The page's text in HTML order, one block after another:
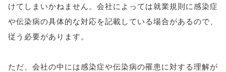
けてしまいかねません。会社によっては就業規則に感染症
や伝染病の具体的な対応を記載している場合があるので、
従う必要があります。
ただ、会社の中には感染症や伝染病の罹患に対する理解が